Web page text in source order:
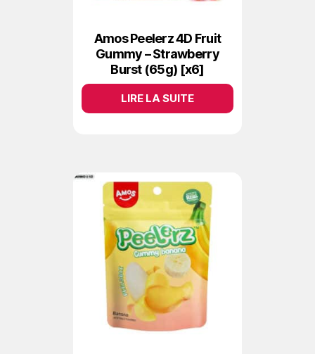
Amos Peelerz 4D Fruit
Gummy – Strawberry
Burst (65g) [x6]
LIRE LA SUITE